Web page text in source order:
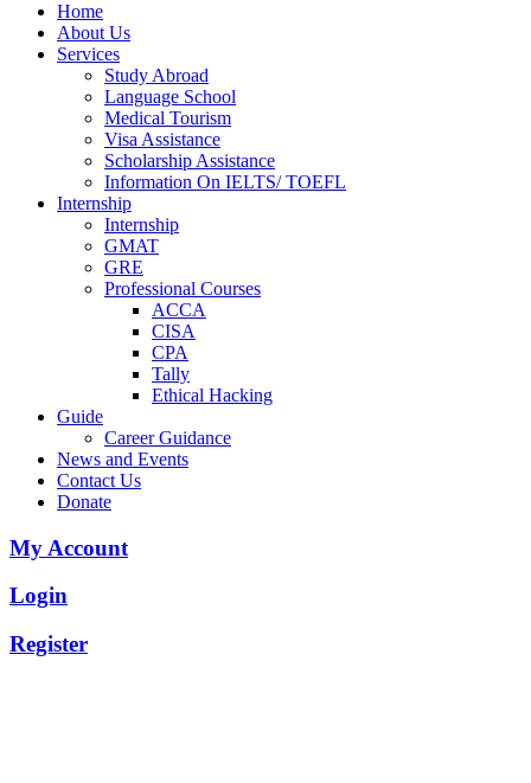
Home
About Us
Services
Study Abroad
Language School
Medical Tourism
Visa Assistance
Scholarship Assistance
Information On IELTS/ TOEFL
Internship
Internship
GMAT
GRE
Professional Courses
ACCA
CISA
CPA
Tally
Ethical Hacking
Guide
Career Guidance
News and Events
Contact Us
Donate
My Account
Login
Register